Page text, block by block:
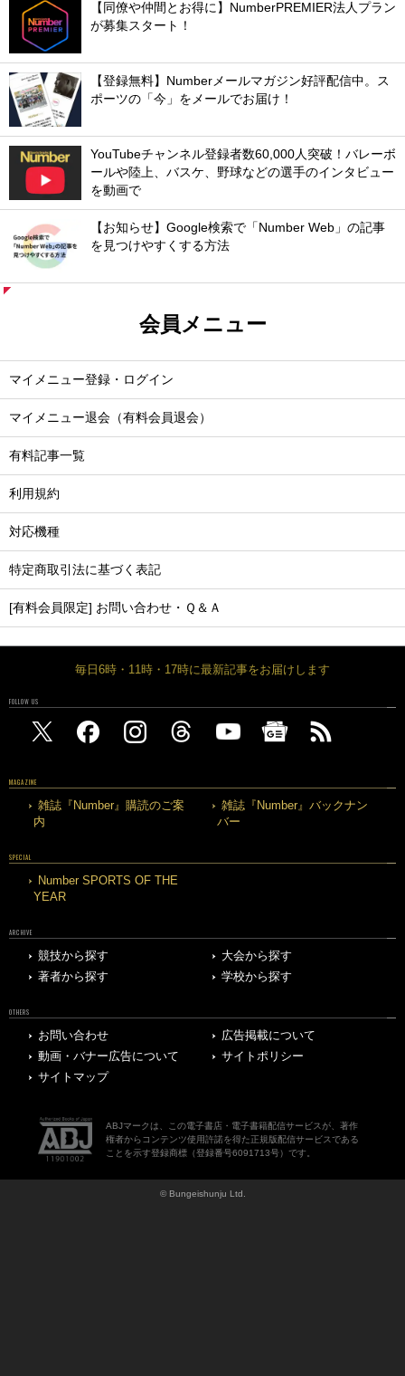
【同僚や仲間とお得に】NumberPREMIER法人プラン
が募集スタート！
【登録無料】Numberメールマガジン好評配信中。ス
ポーツの「今」をメールでお届け！
YouTubeチャンネル登録者数60,000人突破！バレーボ
ールや陸上、バスケ、野球などの選手のインタビュー
を動画で
【お知らせ】Google検索で「Number Web」の記事
を見つけやすくする方法
会員メニュー
マイメニュー登録・ログイン
マイメニュー退会（有料会員退会）
有料記事一覧
利用規約
対応機種
特定商取引法に基づく表記
[有料会員限定] お問い合わせ・Ｑ＆Ａ
毎日6時・11時・17時に最新記事をお届けします
FOLLOW US
MAGAZINE
雑誌『Number』購読のご案
内
雑誌『Number』バックナン
バー
SPECIAL
Number SPORTS OF THE
YEAR
ARCHIVE
競技から探す
大会から探す
著者から探す
学校から探す
OTHERS
お問い合わせ
広告掲載について
動画・バナー広告について
サイトポリシー
サイトマップ
ABJマークは、この電子書店・電子書籍配信サービスが、著作
権者からコンテンツ使用許諾を得た正規版配信サービスである
ことを示す登録商標（登録番号6091713号）です。
© Bungeishunju Ltd.